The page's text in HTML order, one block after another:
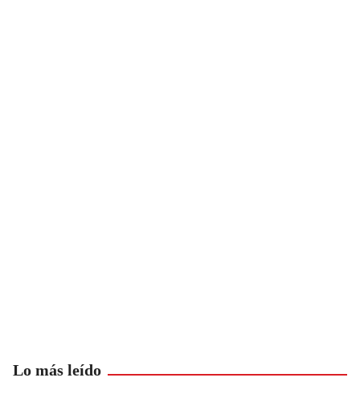
Lo más leído